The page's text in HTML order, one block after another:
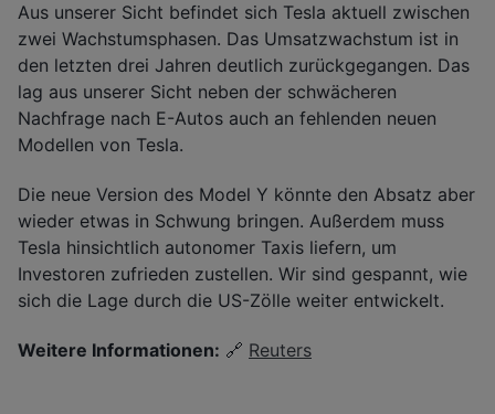
Aus unserer Sicht befindet sich Tesla aktuell zwischen
zwei Wachstumsphasen. Das Umsatzwachstum ist in
den letzten drei Jahren deutlich zurückgegangen. Das
lag aus unserer Sicht neben der schwächeren
Nachfrage nach E-Autos auch an fehlenden neuen
Modellen von Tesla.
Die neue Version des Model Y könnte den Absatz aber
wieder etwas in Schwung bringen. Außerdem muss
Tesla hinsichtlich autonomer Taxis liefern, um
Investoren zufrieden zustellen. Wir sind gespannt, wie
sich die Lage durch die US-Zölle weiter entwickelt.
Weitere Informationen: 🔗 Reuters